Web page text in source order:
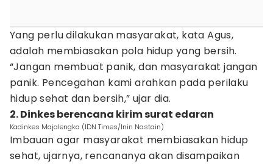
Yang perlu dilakukan masyarakat, kata Agus,
adalah membiasakan pola hidup yang bersih.
“Jangan membuat panik, dan masyarakat jangan
panik. Pencegahan kami arahkan pada perilaku
hidup sehat dan bersih,” ujar dia.
2. Dinkes berencana kirim surat edaran
Kadinkes Majalengka (IDN Times/Inin Nastain)
Imbauan agar masyarakat membiasakan hidup
sehat, ujarnya, rencananya akan disampaikan